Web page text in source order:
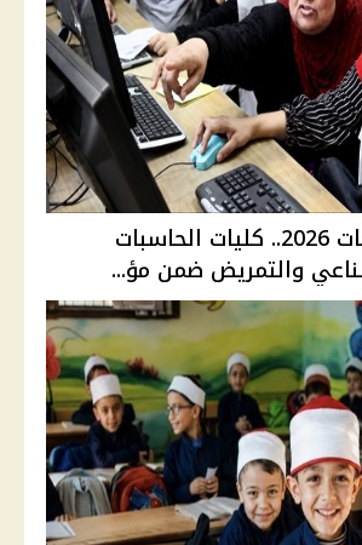
تنسيق الجامعات 2026.. كليات الحاسبات
والتمريض ضمن مؤ...